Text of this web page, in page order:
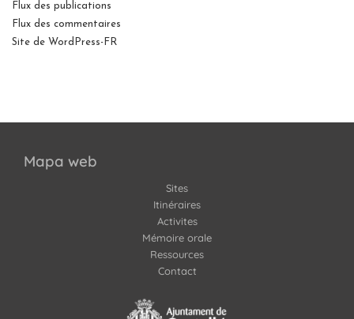
Flux des publications
Flux des commentaires
Site de WordPress-FR
Mapa web
Sites
Itinéraires
Activites
Mémoire orale
Ressources
Contact